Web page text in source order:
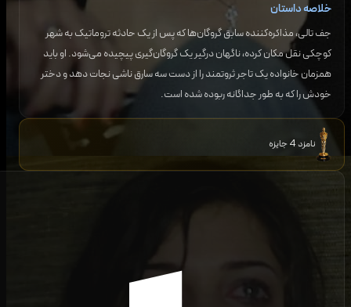
خلاصه داستان
جف تالی، مذاکره‌کننده سابق گروگان‌ها که پس از یک حادثه تروماتیک به شهر
کوچکی نقل مکان کرده، ناگهان درگیر یک گروگان‌گیری پیچیده می‌شود. او باید
همزمان خانواده یک تاجر ثروتمند را از دست سه سارق ناشی نجات دهد و دختر
خودش را که به طور جداگانه ربوده شده است.
نامزد 4 جایزه